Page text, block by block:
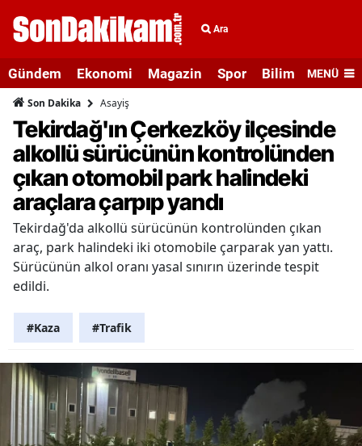
Ara
Gündem Ekonomi Magazin Spor Bilim veMENÜ
Son Dakika Asayiş
Tekirdağ'ın Çerkezköy ilçesinde
alkollü sürücünün kontrolünden
çıkan otomobil park halindeki
araçlara çarpıp yandı
Tekirdağ'da alkollü sürücünün kontrolünden çıkan
araç, park halindeki iki otomobile çarparak yan yattı.
Sürücünün alkol oranı yasal sınırın üzerinde tespit
edildi.
#Kaza #Trafik